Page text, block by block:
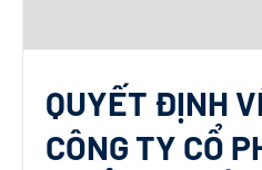
QUYẾT ĐỊNH
CÔNG TY CỔ